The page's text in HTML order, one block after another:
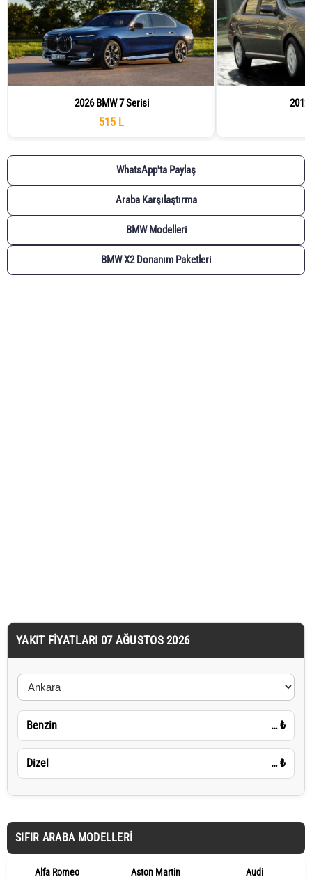
2026 BMW 7 Serisi
515 L
2012
WhatsApp'ta Paylaş
Araba Karşılaştırma
BMW Modelleri
BMW X2 Donanım Paketleri
YAKIT FIYATLARI 07 AĞUSTOS 2026
Benzin … ₺
Dizel … ₺
SIFIR ARABA MODELLERI
Alfa Romeo Aston Martin Audi